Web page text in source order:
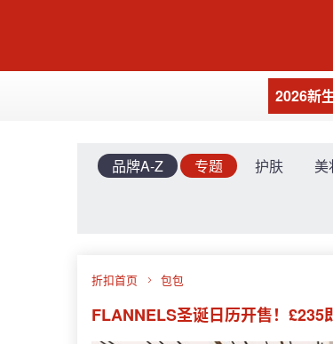
2026新
品牌A-Z 专题 护肤 美
折扣首页 包包
FLANNELS圣诞日历开售！£235